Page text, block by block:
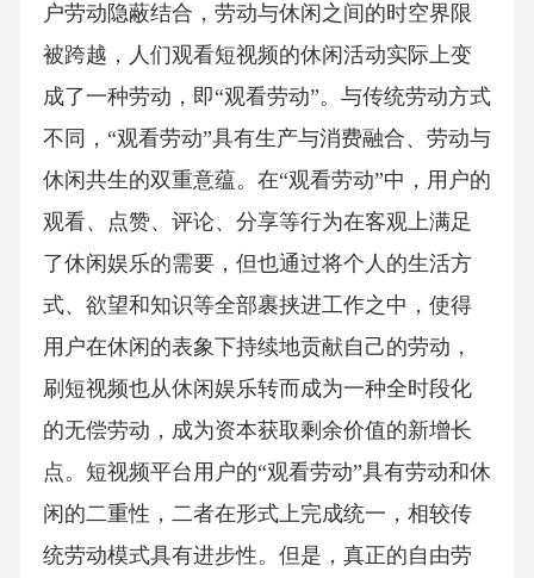
户劳动隐蔽结合，劳动与休闲之间的时空界限
被跨越，人们观看短视频的休闲活动实际上变
成了一种劳动，即“观看劳动”。与传统劳动方式
不同，“观看劳动”具有生产与消费融合、劳动与
休闲共生的双重意蕴。在“观看劳动”中，用户的
观看、点赞、评论、分享等行为在客观上满足
了休闲娱乐的需要，但也通过将个人的生活方
式、欲望和知识等全部裹挟进工作之中，使得
用户在休闲的表象下持续地贡献自己的劳动，
刷短视频也从休闲娱乐转而成为一种全时段化
的无偿劳动，成为资本获取剩余价值的新增长
点。短视频平台用户的“观看劳动”具有劳动和休
闲的二重性，二者在形式上完成统一，相较传
统劳动模式具有进步性。但是，真正的自由劳